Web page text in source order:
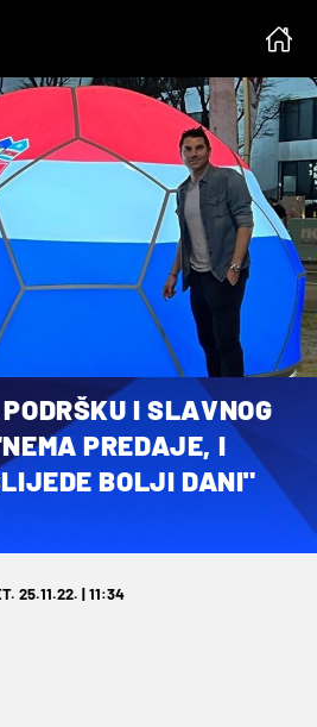
I SLAVNOG
PREDAJE, I
BOLJI DANI"
25.11.22. | 11:34